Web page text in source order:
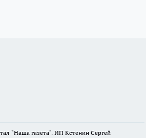
"Наша газета". ИП Кстенин Сергей